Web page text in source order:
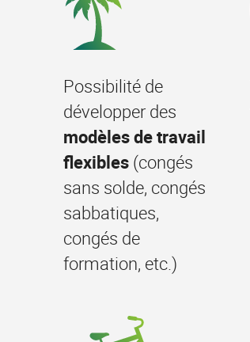
Possibilité de
développer des
modèles de travail
flexibles (congés
sans solde, congés
sabbatiques,
congés de
formation, etc.)